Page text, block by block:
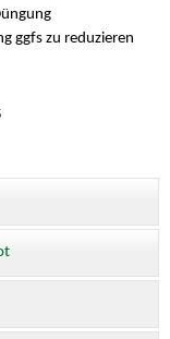
ggfs zu reduzieren